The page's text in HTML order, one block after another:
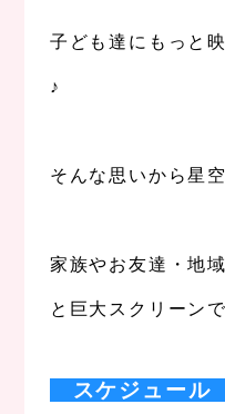
子ども達にもっと
♪
そんな思いから星
家族やお友達・地
と巨大スクリーン
スケジュール